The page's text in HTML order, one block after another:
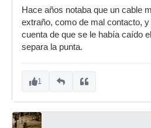
Hace años notaba que un cable
extraño, como de mal contacto,
cuenta de que se le había caído
separa la punta.
1